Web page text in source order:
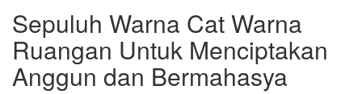
Sepuluh Warna Cat Warna
Ruangan Untuk Menciptakan
Anggun dan Bermahasya